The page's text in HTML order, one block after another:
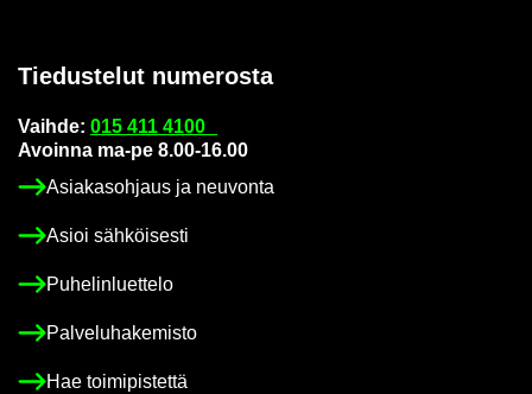
Tie­dus­te­lut nu­me­ros­ta
Vaih­de: 015 411 4100
Avoin­na ma-pe 8.00-16.00
Asia­kas­oh­jaus ja neu­von­ta
Asioi säh­köi­ses­ti
Pu­he­lin­luet­te­lo
Pal­ve­lu­ha­ke­mis­to
Hae toi­mi­pis­tet­tä